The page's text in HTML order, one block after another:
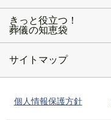
きっと役立つ！
葬儀の知恵袋
サイトマップ
個人情報保護方針